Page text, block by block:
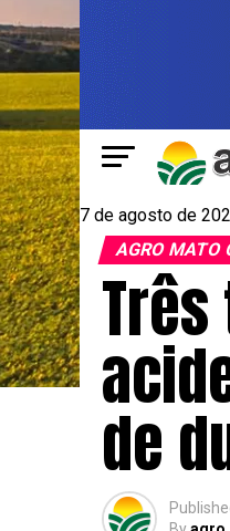
7 de agosto de
AGRO MATO
de